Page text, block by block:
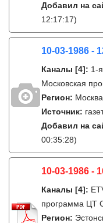
Добавил на
12:17:17)
10-03-1986 -
Каналы [4]: 1-
Московская
Регион: Москва
Источник:
Добавил на
00:35:28)
10-03-1986 -
Каналы [4]:
программа ЦТ
Регион: